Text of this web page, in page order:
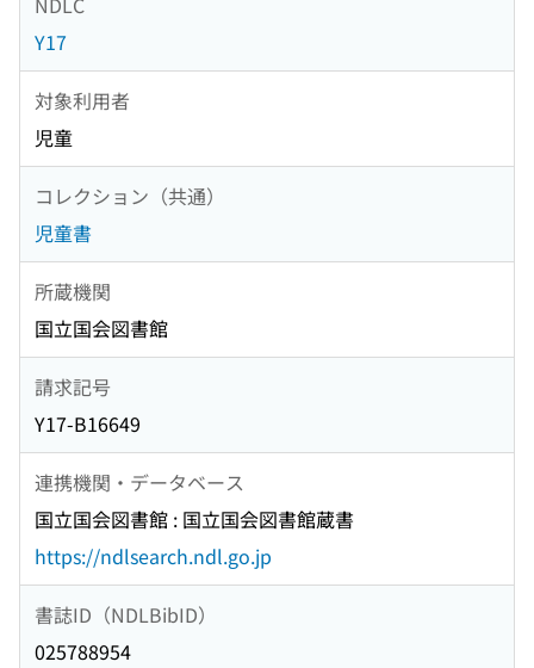
Y17
対象利用者
児童
コレクション（共通）
児童書
所蔵機関
国立国会図書館
請求記号
Y17-B16649
連携機関・データベース
国立国会図書館 : 国立国会図書館蔵書
https://ndlsearch.ndl.go.jp
書誌ID（NDLBibID）
025788954